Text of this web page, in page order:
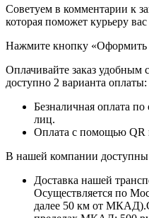
​​​​​​​Советуем в комментарии к
которая поможет курьеру
​​​​​​​Нажмите кнопку «Оформить
Оплачивайте заказ
доступно 2 варианта оплаты:
Безналичная оплата
лиц.
Оплата с помощью QR
В нашей компании
Доставка нашей
Осуществляется по
далее 50 км от